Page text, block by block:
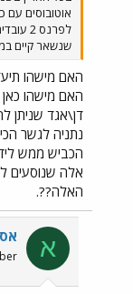
אוטובוסים
שנשאר קיים
האם מישהו
האם מישהו
דן\אגד שניתן
נתניה לגשר
הכביש ממש
אלה שנוסעים
האלה??.
א